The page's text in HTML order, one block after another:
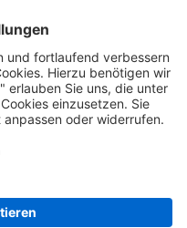
YouTube
auf Twitter
auf